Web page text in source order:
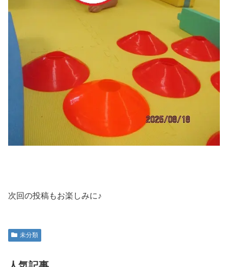
次回の投稿もお楽しみに♪
未分類